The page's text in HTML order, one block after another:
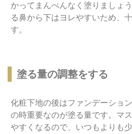
かってまんべんなく塗りましょ
る鼻から下はヨレやすいため、
す。
塗る量の調整をする
化粧下地の後はファンデーショ
の時重要なのが塗る量です。マ
やすくなるので、いつもよりも